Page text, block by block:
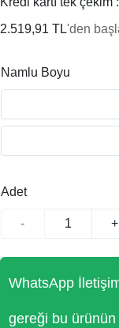
2.519,91 TL'den
Namlu Boyu
Adet
- +
WhatsApp
gereği bu ürünün